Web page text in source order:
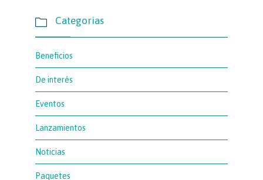
 Categorias
Beneficios
De interés
Eventos
Lanzamientos
Noticias
Paquetes